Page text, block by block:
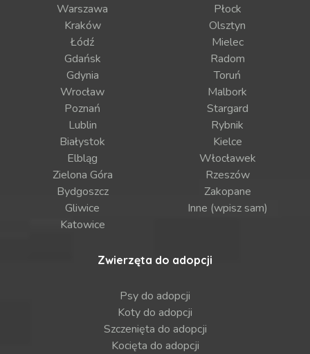
Warszawa
Kraków
Łódź
Gdańsk
Gdynia
Wrocław
Poznań
Lublin
Białystok
Elbląg
Zielona Góra
Bydgoszcz
Gliwice
Katowice
Płock
Olsztyn
Mielec
Radom
Toruń
Malbork
Stargard
Rybnik
Kielce
Włocławek
Rzeszów
Zakopane
Inne (wpisz sam)
Zwierzęta do adopcji
Psy do adopcji
Koty do adopcji
Szczenięta do adopcji
Kocięta do adopcji